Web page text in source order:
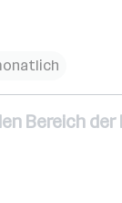
Bereich